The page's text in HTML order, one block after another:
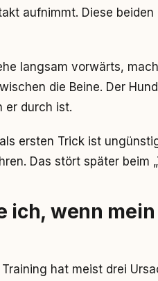
aufnimmt. Diese
langsam vorwärts,
die Beine. Der
er durch ist.
ersten Trick ist
Das stört später beim
ich, wenn
hat meist drei